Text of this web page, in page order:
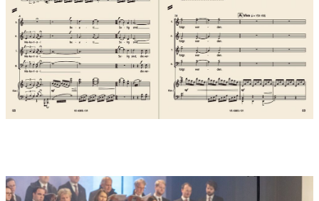
Nr. 7 Interludium: Streit und Kriege seit 1300 Jahren
Nr. 8 SELIG, DIE HUNGERN UND DÜRSTEN…
Chor: Makarioi, Beati, Selig!
Selig, die hungern und dürsten nach der Gerechtigkeit, denn
sie werden gesättigt werden (Math.5, 6)
Nr. 9 Interludium: „KYRIE ANGELICUM“ nach Konrad Paumann
(1410 – München 1473)
Nr. 10 SELIG, DIE BARMHERZIGEN…
(Kommentar von Papst Franziskus, seit 2013 der 266. Bischof
von Rom)